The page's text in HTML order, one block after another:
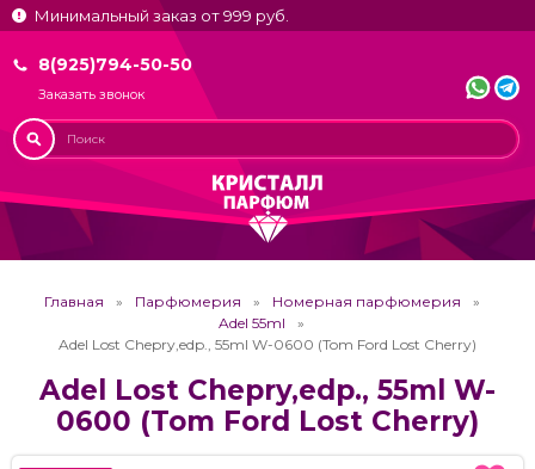
Минимальный заказ от 999 руб.
8(925)794-50-50
Заказать звонок
Главная Парфюмерия
Номерная парфюмерия
Adel 55ml
Adel Lost Chepry,edp., 55ml W-0600 (Tom Ford Lost Cherry)
Adel Lost Chepry,edp., 55ml W-
0600 (Tom Ford Lost Cherry)